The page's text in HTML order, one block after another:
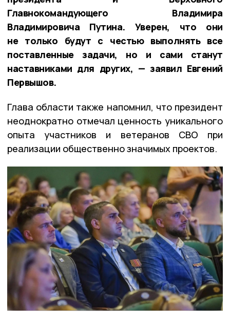
Главнокомандующего Владимира
Владимировича Путина. Уверен, что они
не только будут с честью выполнять все
поставленные задачи, но и сами станут
наставниками для других, — заявил Евгений
Первышов.
Глава области также напомнил, что президент
неоднократно отмечал ценность уникального
опыта участников и ветеранов СВО при
реализации общественно значимых проектов.